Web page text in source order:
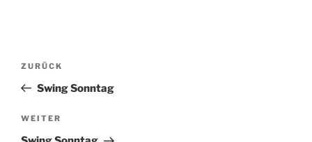
Beitragsnavigation
Vorheriger
Beitrag
ZURÜCK
Swing Sonntag
Nächster
Beitrag
WEITER